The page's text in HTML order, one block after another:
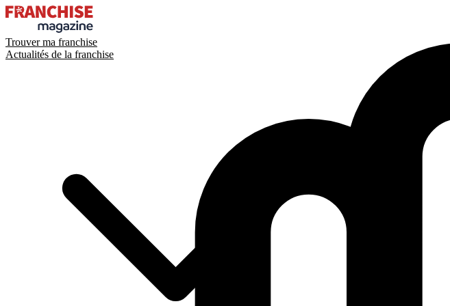
Trouver ma franchise
Actualités de la franchise